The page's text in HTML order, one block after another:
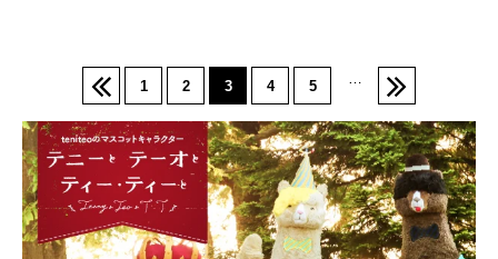
1 2 3 4 5 …